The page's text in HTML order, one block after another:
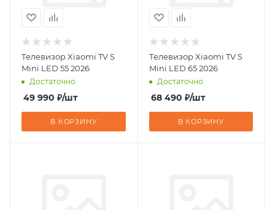
Телевизор Xiaomi TV S
Mini LED 55 2026
Достаточно
49 990 ₽/шт
В КОРЗИНУ
Телевизор Xiaomi TV S
Mini LED 65 2026
Достаточно
68 490 ₽/шт
В КОРЗИНУ